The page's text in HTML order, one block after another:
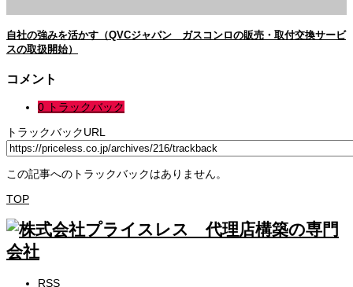
自社の強みを活かす（QVCジャパン ガスコンロの販売・取付交換サービ
スの取扱開始）
コメント
0 トラックバック
トラックバックURL
この記事へのトラックバックはありません。
TOP
RSS